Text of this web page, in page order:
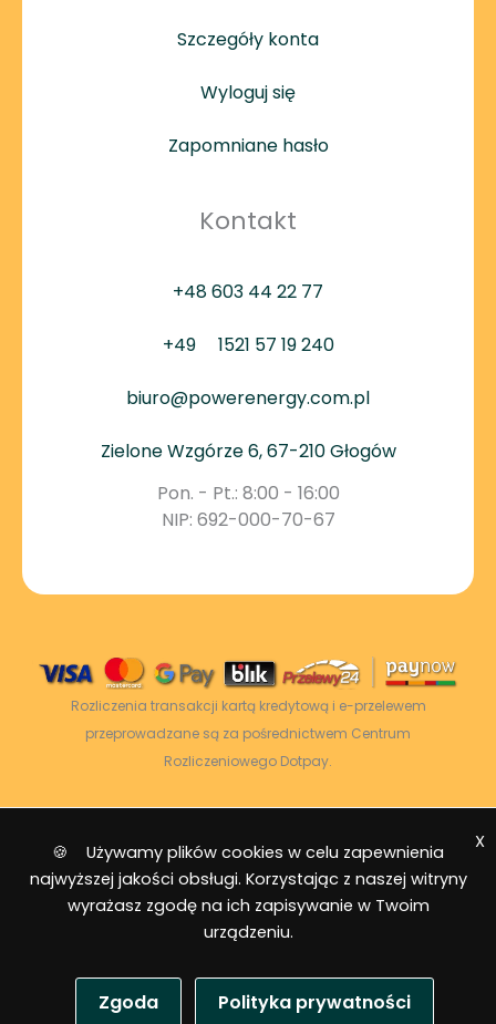
Szczegóły konta
Wyloguj się
Zapomniane hasło
Kontakt
+48 603 44 22 77
+49 1521 57 19 240
biuro@powerenergy.com.pl
Zielone Wzgórze 6, 67-210 Głogów
Pon. - Pt.: 8:00 - 16:00
NIP: 692-000-70-67
Rozliczenia transakcji kartą kredytową i e-przelewem
przeprowadzane są za pośrednictwem Centrum
Rozliczeniowego Dotpay.
2026 © Power Energy -
Wszelkie prawa
zastrzeżone
|Mapa strony
🍪 Używamy plików cookies w celu zapewnienia
najwyższej jakości obsługi. Korzystając z naszej witryny
wyrażasz zgodę na ich zapisywanie w Twoim
urządzeniu.
Zgoda Polityka prywatności
X